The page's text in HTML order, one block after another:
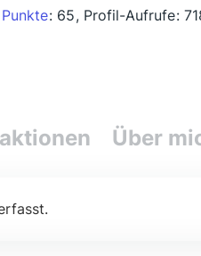
Punkte 65 Profil-Aufrufe
Über